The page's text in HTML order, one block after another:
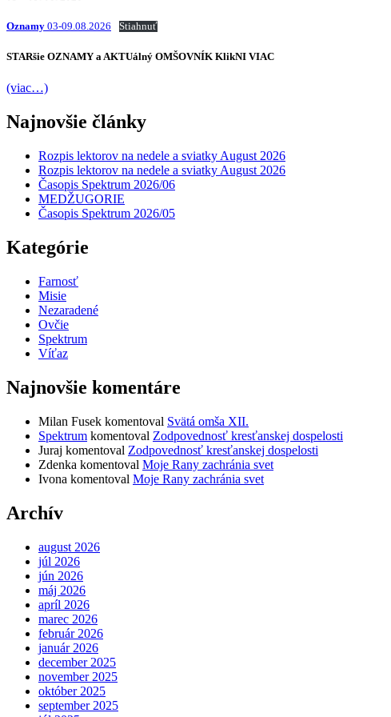
Oznamy 03-09.08.2026 Stiahnuť
STARšie OZNAMY a AKTUálný OMŠOVNÍK KlikNI VIAC
(viac…)
Najnovšie články
Rozpis lektorov na nedele a sviatky August 2026
Rozpis lektorov na nedele a sviatky August 2026
Časopis Spektrum 2026/06
MEDŽUGORIE
Časopis Spektrum 2026/05
Kategórie
Farnosť
Misie
Nezaradené
Ovčie
Spektrum
Víťaz
Najnovšie komentáre
Milan Fusek komentoval Svätá omša XII.
Spektrum komentoval Zodpovednosť kresťanskej dospelosti
Juraj komentoval Zodpovednosť kresťanskej dospelosti
Zdenka komentoval Moje Rany zachránia svet
Ivona komentoval Moje Rany zachránia svet
Archív
august 2026
júl 2026
jún 2026
máj 2026
apríl 2026
marec 2026
február 2026
január 2026
december 2025
november 2025
október 2025
september 2025